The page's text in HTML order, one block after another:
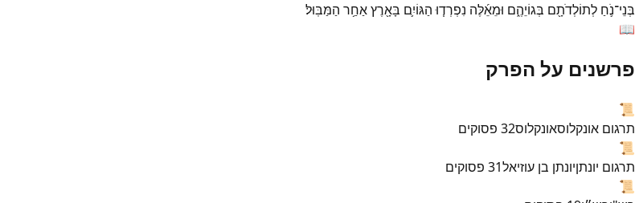
בְּנֵי־נֹ֛חַ לְתוֹלְדֹתָ֖ם בְּגוֹיֵהֶ֑ם וּמֵאֵ֜לֶּה נִפְרְד֧וּ הַגּוֹיִ֛ם בָּאָ֖רֶץאַחַ֥ר הַמַּבּֽוּל׃
📖
פרשנים על הפרק
📜
תרגום אונקלוסאונקלוס32 פסוקים
📜
תרגום יונתןיונתן בן עוזיאל31 פסוקים
📜